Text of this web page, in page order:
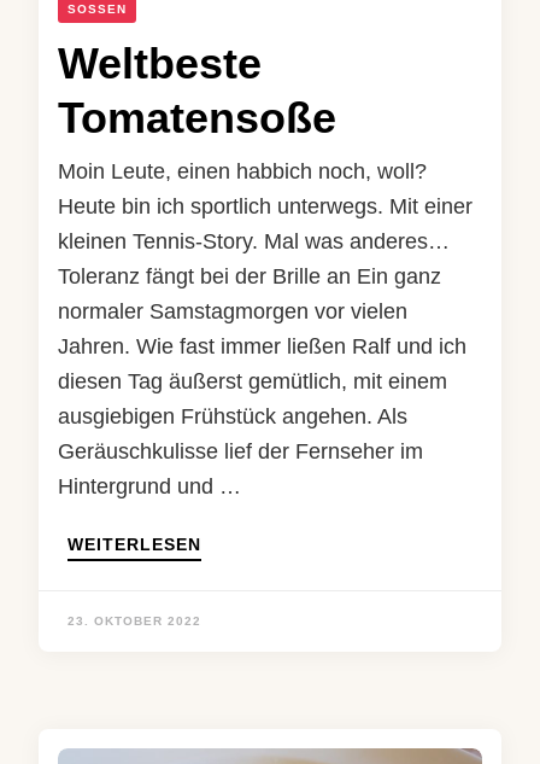
SOSSEN
Weltbeste
Tomatensoße
Moin Leute, einen habbich noch, woll?
Heute bin ich sportlich unterwegs. Mit einer
kleinen Tennis-Story. Mal was anderes…
Toleranz fängt bei der Brille an Ein ganz
normaler Samstagmorgen vor vielen
Jahren. Wie fast immer ließen Ralf und ich
diesen Tag äußerst gemütlich, mit einem
ausgiebigen Frühstück angehen. Als
Geräuschkulisse lief der Fernseher im
Hintergrund und …
WEITERLESEN
23. OKTOBER 2022